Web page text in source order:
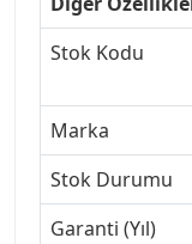
Stok Kodu
Marka
Stok Durumu
Garanti (Yıl)